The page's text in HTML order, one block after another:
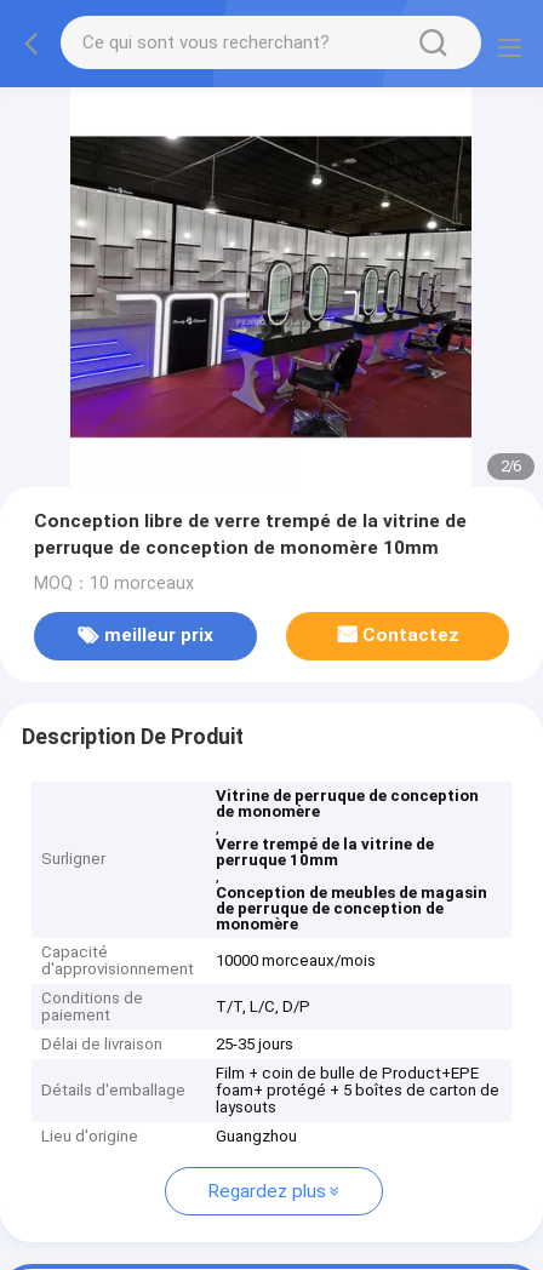
2/6
Conception libre de verre trempé de la vitrine de
perruque de conception de monomère 10mm
MOQ：10 morceaux
meilleur prix Contactez
Description De Produit
Surligner
Vitrine de perruque de conception
de monomère
,
Verre trempé de la vitrine de
perruque 10mm
,
Conception de meubles de magasin
de perruque de conception de
monomère
Capacité
d'approvisionnement
10000 morceaux/mois
Conditions de
paiement
T/T, L/C, D/P
Délai de livraison 25-35 jours
Détails d'emballage
Film + coin de bulle de Product+EPE
foam+ protégé + 5 boîtes de carton de
laysouts
Lieu d'origine
Guangzhou
Regardez plus